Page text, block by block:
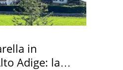
in
Adige: la